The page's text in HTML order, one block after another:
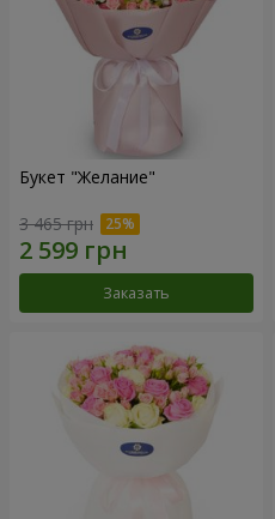
Букет "Желание"
3 465 грн
Заказать